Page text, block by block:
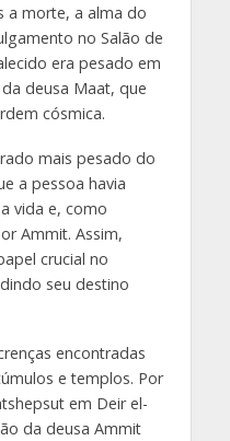
a morte, a alma do
no Salão de
era pesado em
deusa Maat, que
cósmica.
mais pesado do
a pessoa havia
vida e, como
Ammit. Assim,
crucial no
seu destino
encontradas
e templos. Por
em Deir el-
da deusa Ammit